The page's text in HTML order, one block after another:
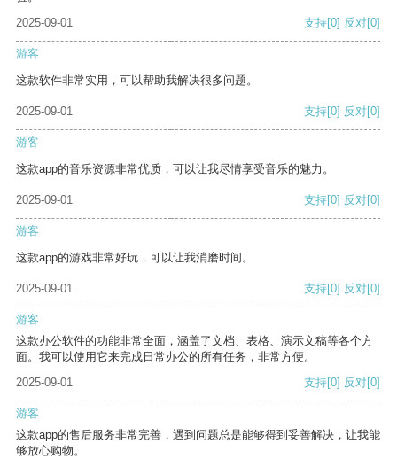
2025-09-01
支持[0] 反对[0]
游客
这款软件非常实用，可以帮助我解决很多问题。
2025-09-01 支持[0] 反对[0]
游客
这款app的音乐资源非常优质，可以让我尽情享受音乐的魅力。
2025-09-01 支持[0] 反对[0]
游客
这款app的游戏非常好玩，可以让我消磨时间。
2025-09-01 支持[0] 反对[0]
游客
这款办公软件的功能非常全面，涵盖了文档、表格、演示文稿等各个方
面。我可以使用它来完成日常办公的所有任务，非常方便。
2025-09-01
支持[0] 反对[0]
游客
这款app的售后服务非常完善，遇到问题总是能够得到妥善解决，让我能
够放心购物。